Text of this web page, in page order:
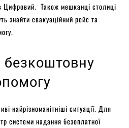
Цифровий. Також мешканці столиці
знайти евакуаційний рейс та
найрізноманітніші ситуації. Для
системи надання безоплатної